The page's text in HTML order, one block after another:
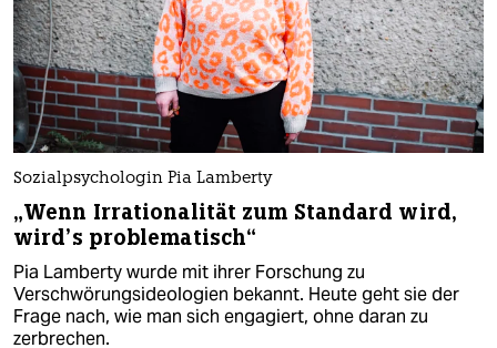
Sozialpsychologin Pia Lamberty
„Wenn Irrationalität zum Standard wird,
wird’s problematisch“
Pia Lamberty wurde mit ihrer Forschung zu
Verschwörungsideologien bekannt. Heute geht sie der
Frage nach, wie man sich engagiert, ohne daran zu
zerbrechen.